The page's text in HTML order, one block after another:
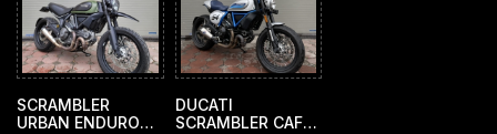
SCRAMBLER
URBAN ENDURO
DUCATI
SCRAMBLER CAFE